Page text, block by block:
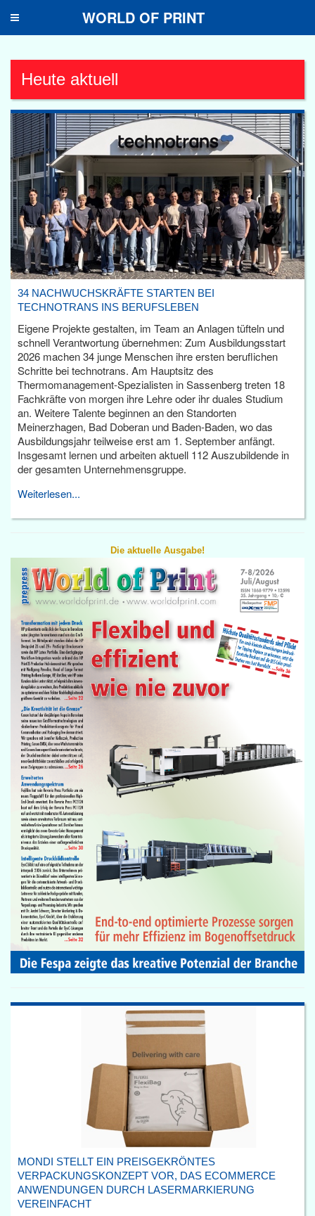
Toggle
WORLD OF PRINT
Heute aktuell
34 NACHWUCHSKRÄFTE STARTEN BEI
TECHNOTRANS INS BERUFSLEBEN
Eigene Projekte gestalten, im Team an Anlagen tüfteln und
schnell Verantwortung übernehmen: Zum Ausbildungsstart
2026 machen 34 junge Menschen ihre ersten beruflichen
Schritte bei technotrans. Am Hauptsitz des
Thermomanagement-Spezialisten in Sassenberg treten 18
Fachkräfte von morgen ihre Lehre oder ihr duales Studium
an. Weitere Talente beginnen an den Standorten
Meinerzhagen, Bad Doberan und Baden-Baden, wo das
Ausbildungsjahr teilweise erst am 1. September anfängt.
Insgesamt lernen und arbeiten aktuell 112 Auszubildende in
der gesamten Unternehmensgruppe.
Weiterlesen...
Die aktuelle Ausgabe!
MONDI STELLT EIN PREISGEKRÖNTES
VERPACKUNGSKONZEPT VOR, DAS ECOMMERCE
ANWENDUNGEN DURCH LASERMARKIERUNG
VEREINFACHT